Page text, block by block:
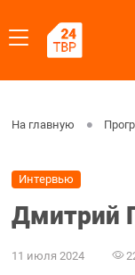
На главную
Интервью
Дмитрий
11 июля 2024